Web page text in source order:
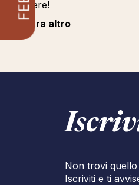
carriere!
Mostra altro
Non trovi
Iscriviti e ti